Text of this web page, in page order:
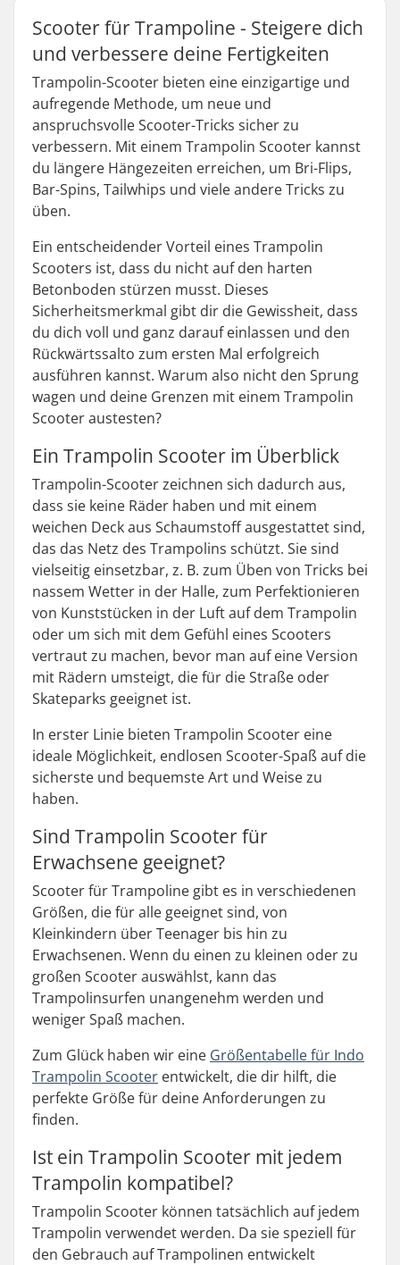
Scooter für Trampoline - Steigere dich
und verbessere deine Fertigkeiten
Trampolin-Scooter bieten eine einzigartige und
aufregende Methode, um neue und
anspruchsvolle Scooter-Tricks sicher zu
verbessern. Mit einem Trampolin Scooter kannst
du längere Hängezeiten erreichen, um Bri-Flips,
Bar-Spins, Tailwhips und viele andere Tricks zu
üben.
Ein entscheidender Vorteil eines Trampolin
Scooters ist, dass du nicht auf den harten
Betonboden stürzen musst. Dieses
Sicherheitsmerkmal gibt dir die Gewissheit, dass
du dich voll und ganz darauf einlassen und den
Rückwärtssalto zum ersten Mal erfolgreich
ausführen kannst. Warum also nicht den Sprung
wagen und deine Grenzen mit einem Trampolin
Scooter austesten?
Ein Trampolin Scooter im Überblick
Trampolin-Scooter zeichnen sich dadurch aus,
dass sie keine Räder haben und mit einem
weichen Deck aus Schaumstoff ausgestattet sind,
das das Netz des Trampolins schützt. Sie sind
vielseitig einsetzbar, z. B. zum Üben von Tricks bei
nassem Wetter in der Halle, zum Perfektionieren
von Kunststücken in der Luft auf dem Trampolin
oder um sich mit dem Gefühl eines Scooters
vertraut zu machen, bevor man auf eine Version
mit Rädern umsteigt, die für die Straße oder
Skateparks geeignet ist.
In erster Linie bieten Trampolin Scooter eine
ideale Möglichkeit, endlosen Scooter-Spaß auf die
sicherste und bequemste Art und Weise zu
haben.
Sind Trampolin Scooter für
Erwachsene geeignet?
Scooter für Trampoline gibt es in verschiedenen
Größen, die für alle geeignet sind, von
Kleinkindern über Teenager bis hin zu
Erwachsenen. Wenn du einen zu kleinen oder zu
großen Scooter auswählst, kann das
Trampolinsurfen unangenehm werden und
weniger Spaß machen.
Zum Glück haben wir eine Größentabelle für Indo
Trampolin Scooter entwickelt, die dir hilft, die
perfekte Größe für deine Anforderungen zu
finden.
Ist ein Trampolin Scooter mit jedem
Trampolin kompatibel?
Trampolin Scooter können tatsächlich auf jedem
Trampolin verwendet werden. Da sie speziell für
den Gebrauch auf Trampolinen entwickelt